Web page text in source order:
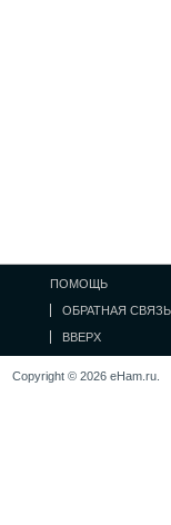
ПОМОЩЬ
ОБРАТНАЯ СВЯЗЬ
ВВЕРХ
Copyright © 2026 eHam.ru.